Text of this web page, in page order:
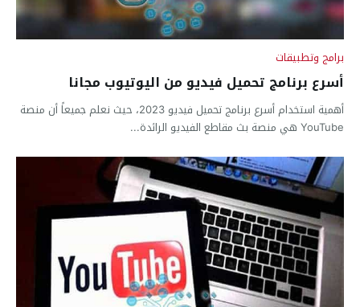
برامج وتطبيقات
أسرع برنامج تحميل فيديو من اليوتيوب مجانا
أهمية استخدام أسرع برنامج تحميل فيديو 2023، حيث نعلم جميعاً أن منصة
YouTube هي منصة بث مقاطع الفيديو الرائدة...